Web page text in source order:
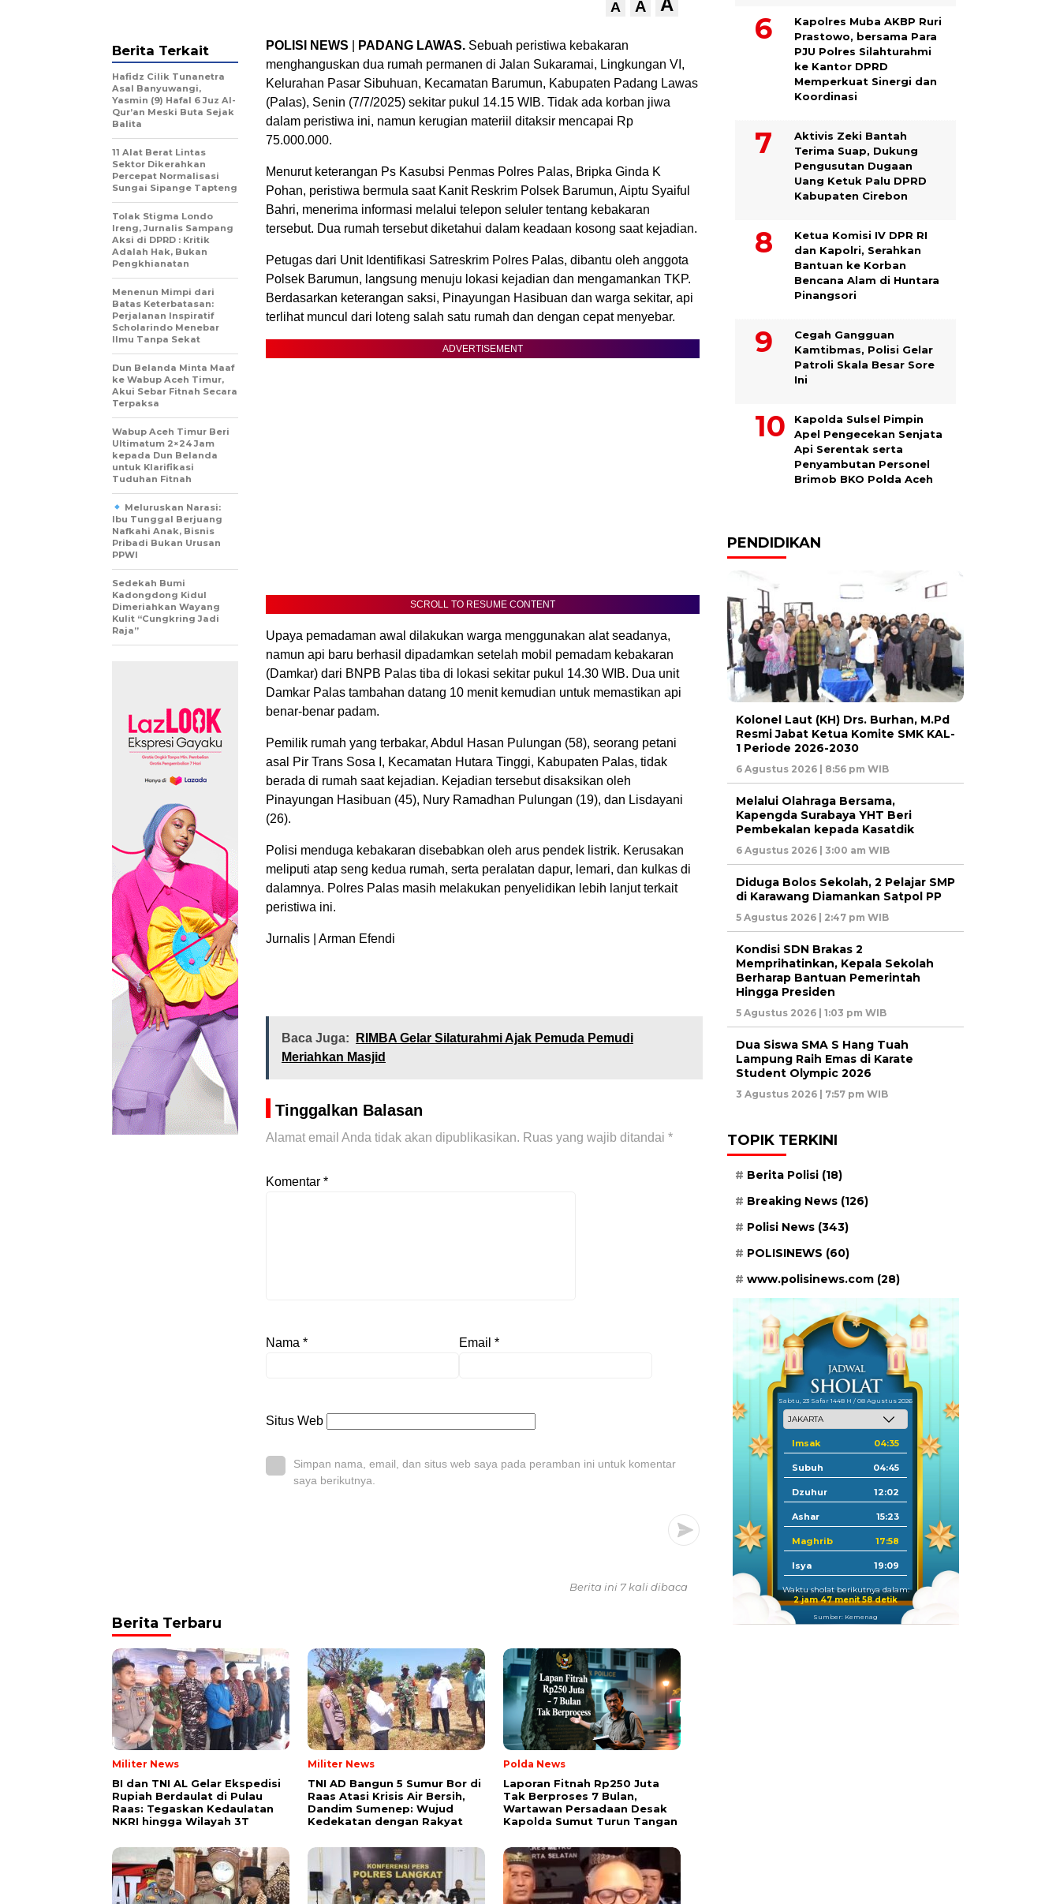
A A A
POLISI NEWS PADANG LAWAS. Sebuah peristiwa kebakaran
menghanguskan dua rumah permanen di Jalan Sukaramai, Lingkungan VI,
Kelurahan Pasar Sibuhuan, Kecamatan Barumun, Kabupaten Padang Lawas
(Palas), Senin (7/7/2025) sekitar pukul 14.15 WIB. Tidak ada korban jiwa
dalam peristiwa ini, namun kerugian materiil ditaksir mencapai Rp
75.000.000.
Menurut keterangan Ps Kasubsi Penmas Polres Palas, Bripka Ginda K
Pohan, peristiwa bermula saat Kanit Reskrim Polsek Barumun, Aiptu Syaiful
Bahri, menerima informasi melalui telepon seluler tentang kebakaran
tersebut. Dua rumah tersebut diketahui dalam keadaan kosong saat kejadian.
Petugas dari Unit Identifikasi Satreskrim Polres Palas, dibantu oleh anggota
Polsek Barumun, langsung menuju lokasi kejadian dan mengamankan TKP.
Berdasarkan keterangan saksi, Pinayungan Hasibuan dan warga sekitar, api
terlihat muncul dari loteng salah satu rumah dan dengan cepat menyebar.
ADVERTISEMENT
SCROLL TO RESUME CONTENT
Upaya pemadaman awal dilakukan warga menggunakan alat seadanya,
namun api baru berhasil dipadamkan setelah mobil pemadam kebakaran
(Damkar) dari BNPB Palas tiba di lokasi sekitar pukul 14.30 WIB. Dua unit
Damkar Palas tambahan datang 10 menit kemudian untuk memastikan api
benar-benar padam.
Pemilik rumah yang terbakar, Abdul Hasan Pulungan (58), seorang petani
asal Pir Trans Sosa I, Kecamatan Hutara Tinggi, Kabupaten Palas, tidak
berada di rumah saat kejadian. Kejadian tersebut disaksikan oleh
Pinayungan Hasibuan (45), Nury Ramadhan Pulungan (19), dan Lisdayani
(26).
Polisi menduga kebakaran disebabkan oleh arus pendek listrik. Kerusakan
meliputi atap seng kedua rumah, serta peralatan dapur, lemari, dan kulkas di
dalamnya. Polres Palas masih melakukan penyelidikan lebih lanjut terkait
peristiwa ini.
Jurnalis | Arman Efendi
Baca Juga:
RIMBA Gelar Silaturahmi Ajak Pemuda Pemudi
Meriahkan Masjid
Tinggalkan Balasan
Alamat email Anda tidak akan dipublikasikan. Ruas yang wajib ditandai *
Komentar *
Nama * Email *
Situs Web
Simpan nama, email, dan situs web saya pada peramban ini untuk komentar
saya berikutnya.
Berita Terkait
Hafidz Cilik Tunanetra
Asal Banyuwangi,
Yasmin (9) Hafal 6 Juz Al-
Qur’an Meski Buta Sejak
Balita
11 Alat Berat Lintas
Sektor Dikerahkan
Percepat Normalisasi
Sungai Sipange Tapteng
Tolak Stigma Londo
Ireng, Jurnalis Sampang
Aksi di DPRD : Kritik
Adalah Hak, Bukan
Pengkhianatan
Menenun Mimpi dari
Batas Keterbatasan:
Perjalanan Inspiratif
Scholarindo Menebar
Ilmu Tanpa Sekat
Dun Belanda Minta Maaf
ke Wabup Aceh Timur,
Akui Sebar Fitnah Secara
Terpaksa
Wabup Aceh Timur Beri
Ultimatum 2×24 Jam
kepada Dun Belanda
untuk Klarifikasi
Tuduhan Fitnah
Meluruskan Narasi:
Ibu Tunggal Berjuang
Nafkahi Anak, Bisnis
Pribadi Bukan Urusan
PPWI
Sedekah Bumi
Kadongdong Kidul
Dimeriahkan Wayang
Kulit “Cungkring Jadi
Raja”
Berita ini 7 kali dibaca
Berita Terbaru
Militer News
BI dan TNI AL Gelar Ekspedisi
Rupiah Berdaulat di Pulau
Raas: Tegaskan Kedaulatan
NKRI hingga Wilayah 3T
Militer News
TNI AD Bangun 5 Sumur Bor di
Raas Atasi Krisis Air Bersih,
Dandim Sumenep: Wujud
Kedekatan dengan Rakyat
Polda News
Laporan Fitnah Rp250 Juta
Tak Berproses 7 Bulan,
Wartawan Persadaan Desak
Kapolda Sumut Turun Tangan
Kapolres Muba AKBP Ruri
Prastowo, bersama Para
PJU Polres Silahturahmi
ke Kantor DPRD
Memperkuat Sinergi dan
Koordinasi
Aktivis Zeki Bantah
Terima Suap, Dukung
Pengusutan Dugaan
Uang Ketuk Palu DPRD
Kabupaten Cirebon
Ketua Komisi IV DPR RI
dan Kapolri, Serahkan
Bantuan ke Korban
Bencana Alam di Huntara
Pinangsori
Cegah Gangguan
Kamtibmas, Polisi Gelar
Patroli Skala Besar Sore
Ini
Kapolda Sulsel Pimpin
Apel Pengecekan Senjata
Api Serentak serta
Penyambutan Personel
Brimob BKO Polda Aceh
PENDIDIKAN
Kolonel Laut (KH) Drs. Burhan, M.Pd
Resmi Jabat Ketua Komite SMK KAL-
1 Periode 2026-2030
6 Agustus 2026 | 8:56 pm WIB
Melalui Olahraga Bersama,
Kapengda Surabaya YHT Beri
Pembekalan kepada Kasatdik
6 Agustus 2026 | 3:00 am WIB
Diduga Bolos Sekolah, 2 Pelajar SMP
di Karawang Diamankan Satpol PP
5 Agustus 2026 | 2:47 pm WIB
Kondisi SDN Brakas 2
Memprihatinkan, Kepala Sekolah
Berharap Bantuan Pemerintah
Hingga Presiden
5 Agustus 2026 | 1:03 pm WIB
Dua Siswa SMA S Hang Tuah
Lampung Raih Emas di Karate
Student Olympic 2026
3 Agustus 2026 | 7:57 pm WIB
TOPIK TERKINI
Berita Polisi (18)
Breaking News (126)
Polisi News (343)
POLISINEWS (60)
www.polisinews.com (28)
Sabtu, 23 Safar 1448 H / 08 Agustus 2026
Imsak 04:35
Subuh 04:45
Dzuhur 12:02
Ashar 15:23
Maghrib 17:58
Isya 19:09
Waktu sholat berikutnya dalam:
2 jam 47 menit 57 detik
Sumber: Kemenag